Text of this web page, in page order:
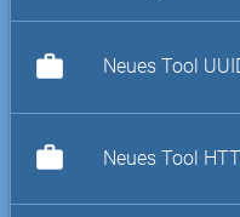
work Neues Tool
work Neues Tool